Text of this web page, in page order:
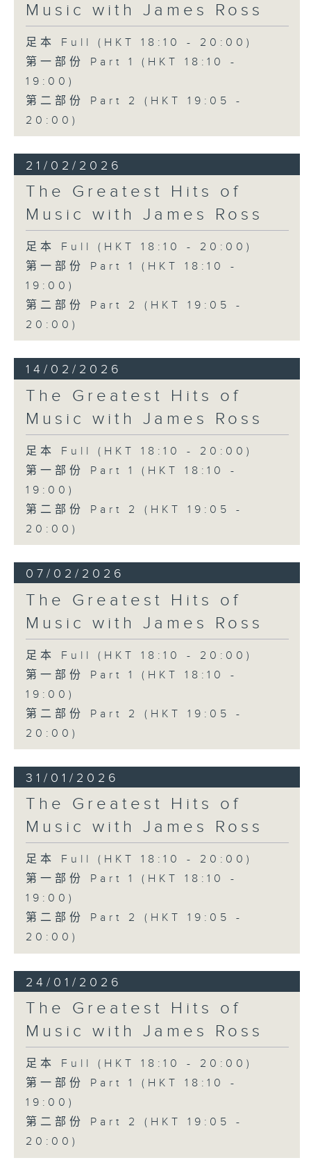
Music with James Ross
足本 Full (HKT 18:10 - 20:00)
第一部份 Part 1 (HKT 18:10 -
19:00)
第二部份 Part 2 (HKT 19:05 -
20:00)
21/02/2026
The Greatest Hits of
Music with James Ross
足本 Full (HKT 18:10 - 20:00)
第一部份 Part 1 (HKT 18:10 -
19:00)
第二部份 Part 2 (HKT 19:05 -
20:00)
14/02/2026
The Greatest Hits of
Music with James Ross
足本 Full (HKT 18:10 - 20:00)
第一部份 Part 1 (HKT 18:10 -
19:00)
第二部份 Part 2 (HKT 19:05 -
20:00)
07/02/2026
The Greatest Hits of
Music with James Ross
足本 Full (HKT 18:10 - 20:00)
第一部份 Part 1 (HKT 18:10 -
19:00)
第二部份 Part 2 (HKT 19:05 -
20:00)
31/01/2026
The Greatest Hits of
Music with James Ross
足本 Full (HKT 18:10 - 20:00)
第一部份 Part 1 (HKT 18:10 -
19:00)
第二部份 Part 2 (HKT 19:05 -
20:00)
24/01/2026
The Greatest Hits of
Music with James Ross
足本 Full (HKT 18:10 - 20:00)
第一部份 Part 1 (HKT 18:10 -
19:00)
第二部份 Part 2 (HKT 19:05 -
20:00)